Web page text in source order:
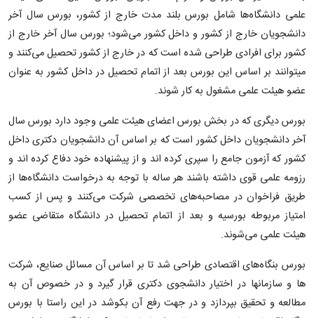
علمی دانشگاه‌ها شامل بورس بلند مدت خارج از کشور، بورس سال آخر
دانشجویان خارج از کشور و داخل کشور می‌شود؛ بورس سال آخر خارج از
کشور برای افرادی طراحی شده است که در خارج از کشور تحصیل می‌کنند و
میتوانند بر اساس این بورس بعد از اتمام تحصیل در داخل کشور به عنوان
عضو هیئت علمی مشغول به کار شوند.
بورس دیگری که در بخش بورس اعضای هیئت علمی وجود دارد بورس سال
آخر دانشجویان داخل کشور است که بر اساس آن دانشجویان دکتری داخل
کشور که آزمون جامع را سپری کرده اند و از پیشنهاده خود دفاع کرده اند و
رزومه علمی قوی داشته باشند هر ساله با توجه به درخواست دانشگاه‌ها از
طریق فراخوان در مصاحبه‌های تخصصی شرکت می‌کنند و پس از کسب
امتیاز مربوطه بورسیه و بعد از اتمام تحصیل در دانشگاه متقاضی عضو
هیئت علمی می‌شوند.
بورس بنگاه‌های اقتصادی طراحی شد تا بر اساس آن مسائل صنایع، شرکت
ها و سازمانها در اختیار دانشجوی دکتری قرار گیرد و در خصوص آن به
مطالعه و تحقیق بپردازد و در جهت رفع آن بکوشد در این راستا با بورس